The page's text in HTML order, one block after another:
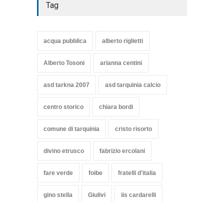
Tag
acqua pubblica alberto riglietti
Alberto Tosoni arianna centini
asd tarkna 2007 asd tarquinia calcio
centro storico chiara bordi
comune di tarquinia cristo risorto
divino etrusco fabrizio ercolani
fare verde foibe fratelli d'italia
gino stella Giulivi iis cardarelli